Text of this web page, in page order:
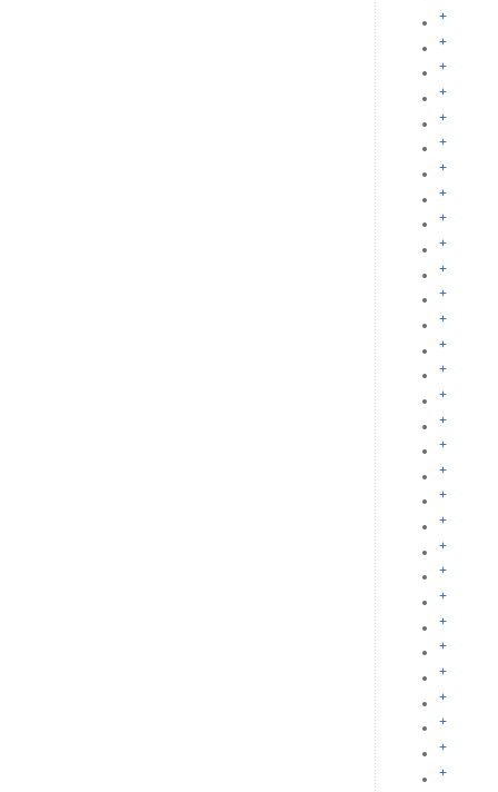
+
+
+
+
+
+
+
+
+
+
+
+
+
+
+
+
+
+
+
+
+
+
+
+
+
+
+
+
+
+
+